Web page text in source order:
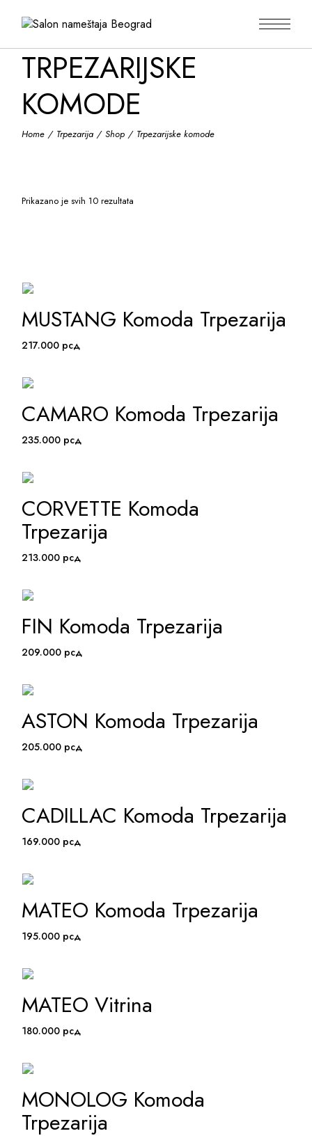
TRPEZARIJSKE
KOMODE
Home Trpezarija Shop Trpezarijske komode
Prikazano je svih 10 rezultata
ADD TO WISHLIST
MUSTANG Komoda Trpezarija
217.000 рсд
ADD TO WISHLIST
CAMARO Komoda Trpezarija
235.000 рсд
ADD TO WISHLIST
CORVETTE Komoda
Trpezarija
213.000 рсд
ADD TO WISHLIST
FIN Komoda Trpezarija
209.000 рсд
ADD TO WISHLIST
ASTON Komoda Trpezarija
205.000 рсд
ADD TO WISHLIST
CADILLAC Komoda Trpezarija
169.000 рсд
ADD TO WISHLIST
MATEO Komoda Trpezarija
195.000 рсд
MATEO Vitrina
180.000 рсд
ADD TO WISHLIST
MONOLOG Komoda
Trpezarija